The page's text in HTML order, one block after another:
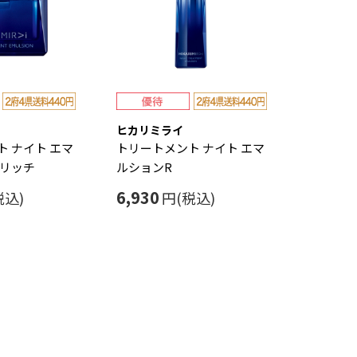
ナイト エマ
ッチ
込)
ヒカリミライ
トリートメント ナイト エマ
ルションR
6,930円(税込)